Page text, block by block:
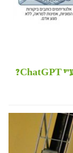
האם הביקורת הבאה על העסק שלכם תיכתב ע"י ChatGPT?